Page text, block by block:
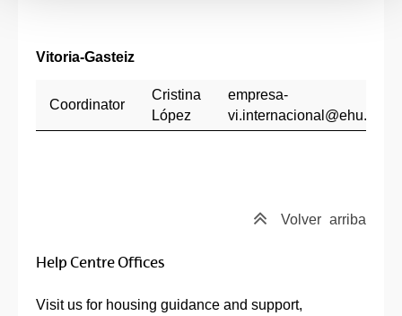
Vitoria-Gasteiz
Coordinator
Cristina
López
empresa-
vi.internacional@ehu.eus
Volver arriba
Help Centre Offices
Visit us for housing guidance and support,